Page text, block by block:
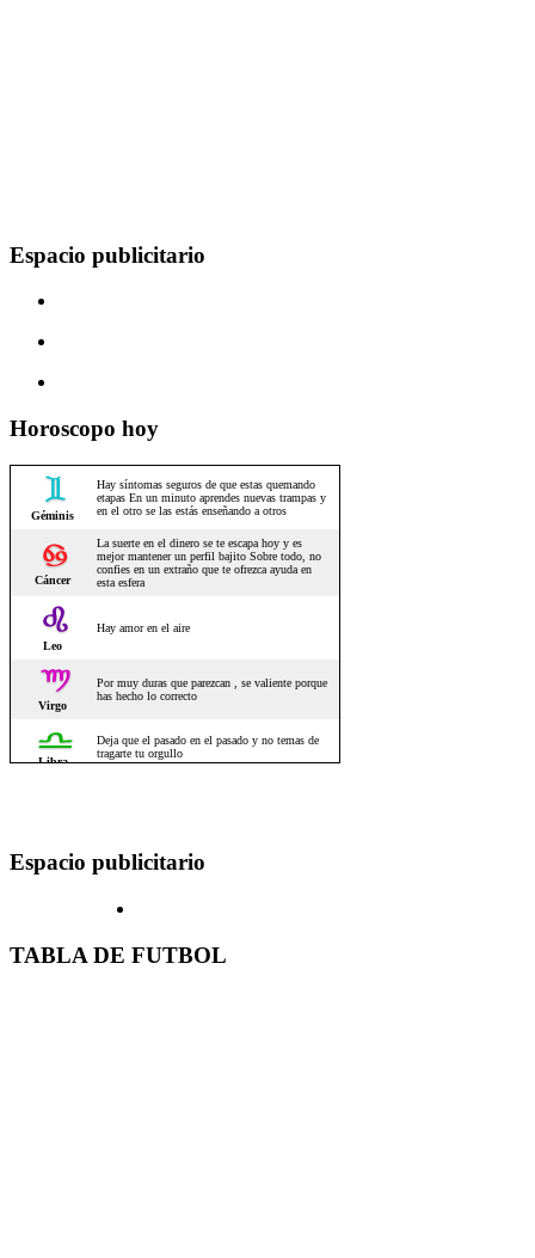
Espacio publicitario
Horoscopo hoy
Espacio publicitario
TABLA DE FUTBOL